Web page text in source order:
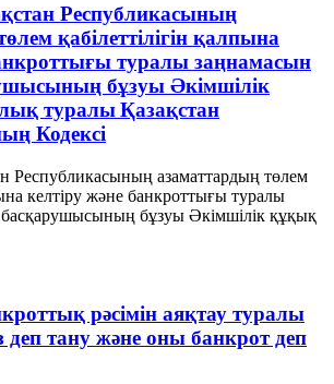
Республикасының
қабілеттілігін қалпына
туралы заңнамасын
бұзуы Әкімшілік
туралы Қазақстан
Кодексі
Республикасының азаматтардың төлем
келтіру және банкроттығы туралы
бұзуы Әкімшілік құқық
рәсімін аяқтау туралы
деп тану және оны банкрот деп